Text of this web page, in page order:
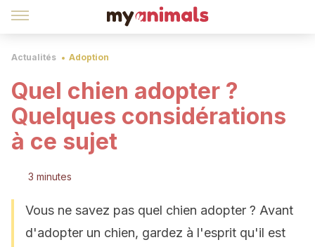
Actualités Adoption
Quel chien adopter ?
Quelques considérations
à ce sujet
3 minutes
Vous ne savez pas quel chien adopter ? Avant
d'adopter un chien, gardez à l'esprit qu'il est